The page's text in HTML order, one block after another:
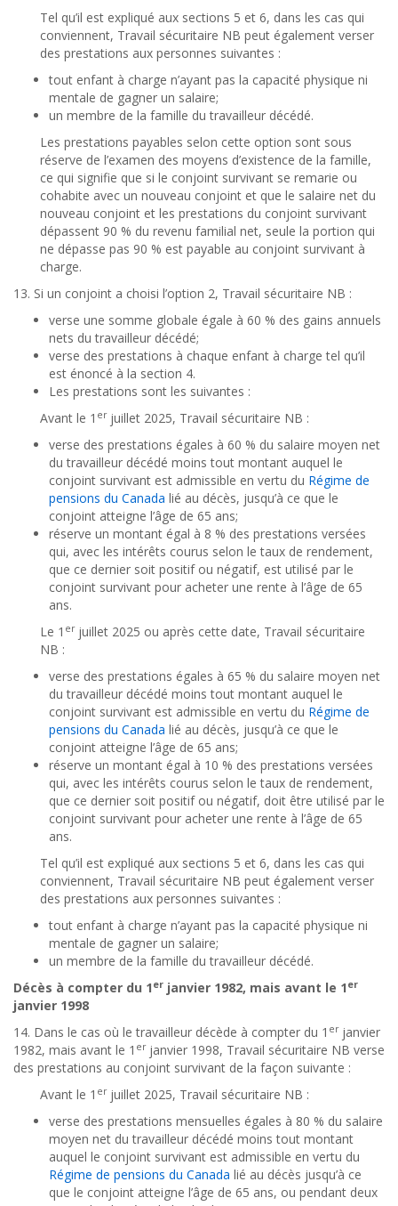
Tel qu’il est expliqué aux sections 5 et 6, dans les cas qui
conviennent, Travail sécuritaire NB peut également verser
des prestations aux personnes suivantes :
tout enfant à charge n’ayant pas la capacité physique ni
mentale de gagner un salaire;
un membre de la famille du travailleur décédé.
Les prestations payables selon cette option sont sous
réserve de l’examen des moyens d’existence de la famille,
ce qui signifie que si le conjoint survivant se remarie ou
cohabite avec un nouveau conjoint et que le salaire net du
nouveau conjoint et les prestations du conjoint survivant
dépassent 90 % du revenu familial net, seule la portion qui
ne dépasse pas 90 % est payable au conjoint survivant à
charge.
13. Si un conjoint a choisi l’option 2, Travail sécuritaire NB :
verse une somme globale égale à 60 % des gains annuels
nets du travailleur décédé;
verse des prestations à chaque enfant à charge tel qu’il
est énoncé à la section 4.
Les prestations sont les suivantes :
Avant le 1 erjuillet 2025, Travail sécuritaire NB :
verse des prestations égales à 60 % du salaire moyen net
du travailleur décédé moins tout montant auquel le
conjoint survivant est admissible en vertu du Régime de
pensions du Canada lié au décès, jusqu’à ce que le
conjoint atteigne l’âge de 65 ans;
réserve un montant égal à 8 % des prestations versées
qui, avec les intérêts courus selon le taux de rendement,
que ce dernier soit positif ou négatif, est utilisé par le
conjoint survivant pour acheter une rente à l’âge de 65
ans.
Le 1 erjuillet 2025 ou après cette date, Travail sécuritaire
NB :
verse des prestations égales à 65 % du salaire moyen net
du travailleur décédé moins tout montant auquel le
conjoint survivant est admissible en vertu du Régime de
pensions du Canada lié au décès, jusqu’à ce que le
conjoint atteigne l’âge de 65 ans;
réserve un montant égal à 10 % des prestations versées
qui, avec les intérêts courus selon le taux de rendement,
que ce dernier soit positif ou négatif, doit être utilisé par le
conjoint survivant pour acheter une rente à l’âge de 65
ans.
Tel qu’il est expliqué aux sections 5 et 6, dans les cas qui
conviennent, Travail sécuritaire NB peut également verser
des prestations aux personnes suivantes :
tout enfant à charge n’ayant pas la capacité physique ni
mentale de gagner un salaire;
un membre de la famille du travailleur décédé.
Décès à compter du 1 er janvier 1982, mais avant le 1 er
janvier 1998
14. Dans le cas où le travailleur décède à compter du 1 erjanvier
1982, mais avant le 1 erjanvier 1998, Travail sécuritaire NB verse
des prestations au conjoint survivant de la façon suivante :
Avant le 1 erjuillet 2025, Travail sécuritaire NB :
verse des prestations mensuelles égales à 80 % du salaire
moyen net du travailleur décédé moins tout montant
auquel le conjoint survivant est admissible en vertu du
Régime de pensions du Canada lié au décès jusqu’à ce
que le conjoint atteigne l’âge de 65 ans, ou pendant deux